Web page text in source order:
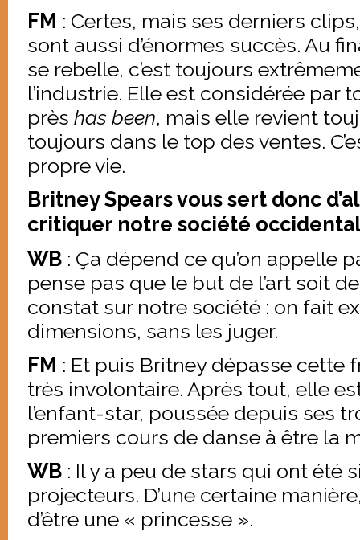
FM : Certes, mais ses derniers
sont aussi d’énormes succès. Au
se rebelle, c’est toujours
l’industrie. Elle est considérée par
près has been, mais elle revient
toujours dans le top des ventes.
propre vie.
Britney Spears vous sert donc
critiquer notre société
WB : Ça dépend ce qu’on appelle
pense pas que le but de l’art soit
constat sur notre société : on fait
dimensions, sans les juger.
FM : Et puis Britney dépasse cette
très involontaire. Après tout, elle
l’enfant-star, poussée depuis ses
premiers cours de danse à être la
WB : Il y a peu de stars qui ont été
projecteurs. D’une certaine
d’être une « princesse ».